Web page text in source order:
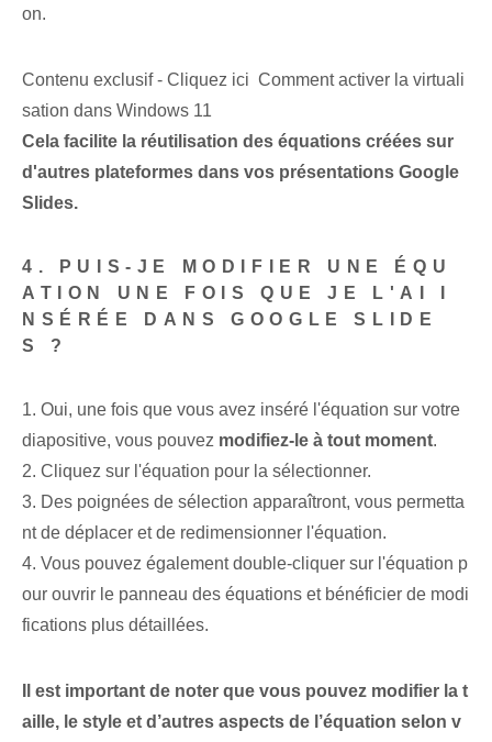
on.
Contenu exclusif - Cliquez ici Comment activer la virtuali
sation dans Windows 11
Cela facilite la réutilisation des équations créées sur
d'autres plateformes dans vos présentations Google
Slides.
4. PUIS-JE MODIFIER UNE ÉQU
ATION UNE FOIS QUE JE L'AI I
NSÉRÉE DANS GOOGLE SLIDE
S ?
1. Oui, une fois que vous avez inséré l'équation sur votre
diapositive, vous pouvez modifiez-le à tout moment.
2. Cliquez sur l'équation pour la sélectionner.
3. Des poignées de sélection apparaîtront, vous permetta
nt de déplacer et de redimensionner l'équation.
4. Vous pouvez également double-cliquer sur l'équation p
our ouvrir le panneau des équations et bénéficier de modi
fications plus détaillées.
Il est important de noter que vous pouvez modifier la t
aille, le style et d’autres aspects de l’équation selon v